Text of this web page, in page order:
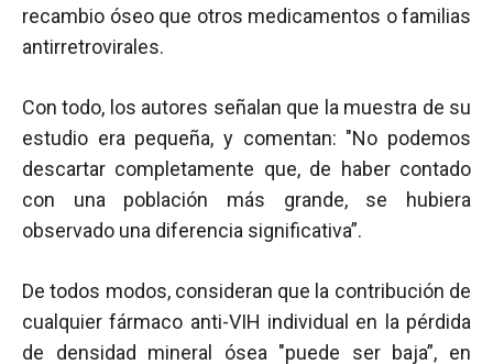
recambio óseo que otros medicamentos o familias
antirretrovirales.
Con todo, los autores señalan que la muestra de su
estudio era pequeña, y comentan: "No podemos
descartar completamente que, de haber contado
con una población más grande, se hubiera
observado una diferencia significativa”.
De todos modos, consideran que la contribución de
cualquier fármaco anti-VIH individual en la pérdida
de densidad mineral ósea "puede ser baja”, en